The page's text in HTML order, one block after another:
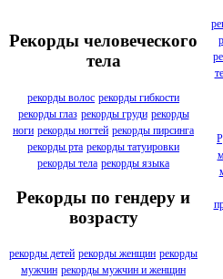
Рекорды человеческого
тела
рекорды волос рекорды гибкости
рекорды глаз рекорды груди рекорды
ноги рекорды ногтей рекорды пирсинга
рекорды рта рекорды татуировки
рекорды тела рекорды языка
Рекорды по гендеру и
возрасту
рекорды детей рекорды женщин рекорды
мужчин рекорды мужчин и женщин